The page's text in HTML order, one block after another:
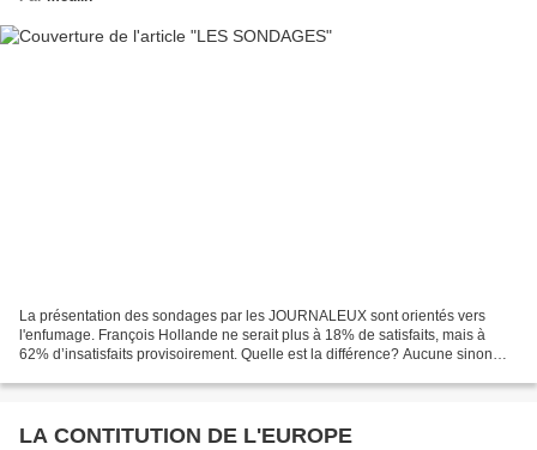
La présentation des sondages par les JOURNALEUX sont orientés vers
l'enfumage. François Hollande ne serait plus à 18% de satisfaits, mais à
62% d’insatisfaits provisoirement. Quelle est la différence? Aucune sinon
LA CONTITUTION DE L'EUROPE